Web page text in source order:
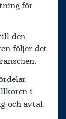
för
den
följer det
i
och avtal.